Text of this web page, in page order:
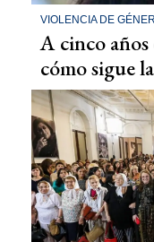
VIOLENCIA DE
A cinco años
cómo sigue